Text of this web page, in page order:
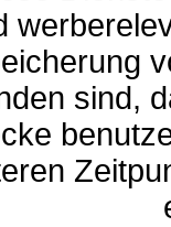
sind,